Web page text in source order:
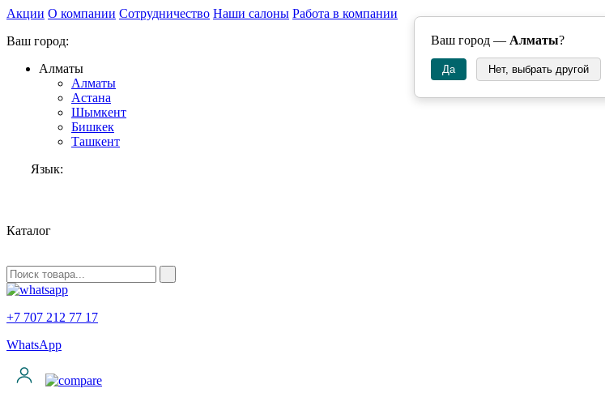
Ваш город — Алматы?
Да Нет, выбрать другой
Акции О компании Сотрудничество Наши салоны Работа в компании
Ваш город:
Алматы
Алматы
Астана
Шымкент
Бишкек
Ташкент
Язык:
Каталог
+7 707 212 77 17
WhatsApp